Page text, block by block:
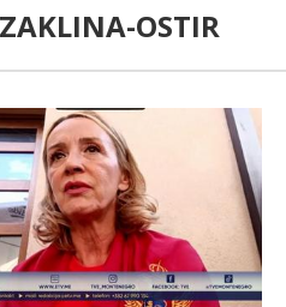
ZAKLINA-OSTIR